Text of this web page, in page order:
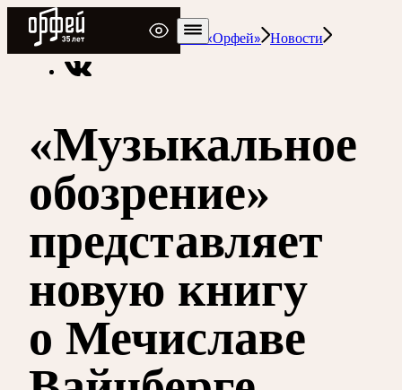
Радио Орфей
Радио классической музыки «Орфей» Новости
«Музыкальное
обозрение»
представляет
новую книгу
о Мечиславе